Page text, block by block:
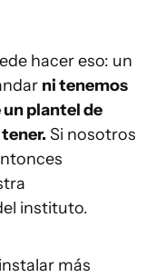
hacer eso: un
ni tenemos
plantel de
Si nosotros
instituto.
más